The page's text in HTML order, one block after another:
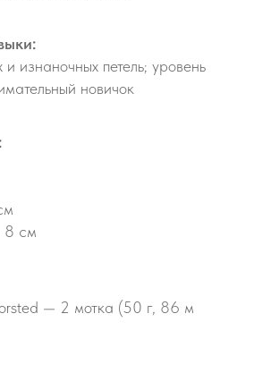
и изнаночных петель; уровень
новичок
8 см
— 2 мотка (50 г, 86 м